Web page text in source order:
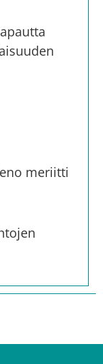
meriitti